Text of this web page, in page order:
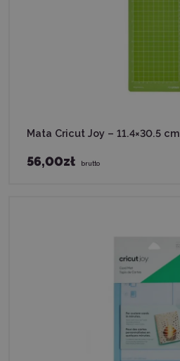
Mata Cricut Joy – 11.4×30.5 cm
56,00zł brutto